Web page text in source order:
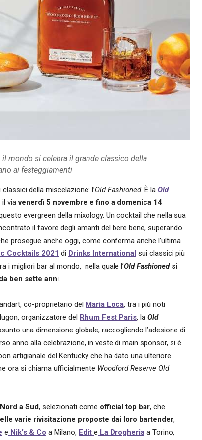
mondo si celebra il grande classico della
ai festeggiamenti
della miscelazione: l’Old Fashioned. È la Old
il viavenerdì 5 novembre e fino a domenica 14
evergreen della mixology. Un cocktail che nella sua
il favore degli amanti del bere bene, superando
prosegue anche oggi, come conferma anche l’ultima
Cocktails 2021 di Drinks International sui classici più
i migliori bar al mondo, nella quale l’Old Fashionedsi
ben sette anni.
co-proprietario del Maria Loca, tra i più noti
organizzatore del Rhum Fest Paris, la Old
una dimensione globale, raccogliendo l’adesione di
anno alla celebrazione, in veste di main sponsor, si è
artigianale del Kentucky che ha dato una ulteriore
ora si chiama ufficialmente Woodford Reserve Old
a Sud, selezionati come official top bar, che
varie rivisitazione proposte dai loro bartender,
e Nik's & Co a Milano, Edit e La Drogheria a Torino,